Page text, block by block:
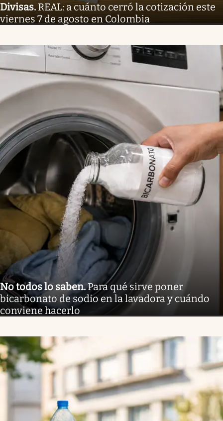
Divisas. REAL: a cuánto cerró la cotización este
viernes 7 de agosto en Colombia
No todos lo saben.Para qué sirve poner
bicarbonato de sodio en la lavadora y cuándo
conviene hacerlo